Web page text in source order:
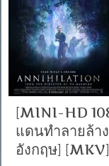
อังกฤษ
DTS]
[บรรยาย
ไทย
+
อังกฤษ]
[MKV]
[MINI-HD
แดนทำลายล้า
อังกฤษ]